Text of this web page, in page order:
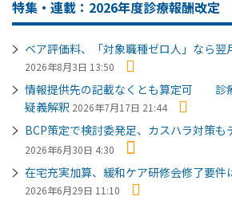
特集・連載：2026年度診療報酬改定
ベア評価料、「対象職種ゼロ人」なら翌
2026年8月3日 13:50
情報提供先の記載なくとも算定可 診
疑義解釈 2026年7月17日 21:44
BCP策定で検討委発足、カスハラ対
2026年6月30日 4:30
在宅充実加算、緩和ケア研修会修了要件
2026年6月29日 11:10